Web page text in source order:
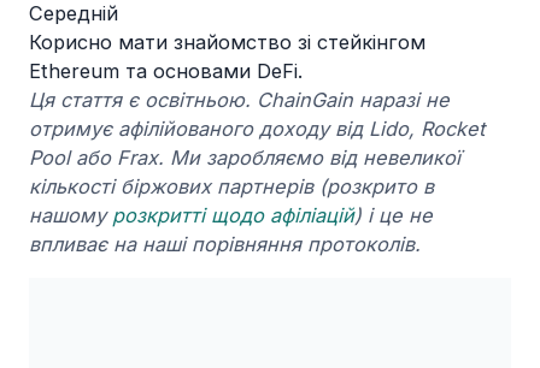
Середній
Корисно мати знайомство зі стейкінгом
Ethereum та основами DeFi.
Ця стаття є освітньою. ChainGain наразі не
отримує афілійованого доходу від Lido, Rocket
Pool або Frax. Ми заробляємо від невеликої
кількості біржових партнерів (розкрито в
нашому розкритті щодо афіліацій) і це не
впливає на наші порівняння протоколів.